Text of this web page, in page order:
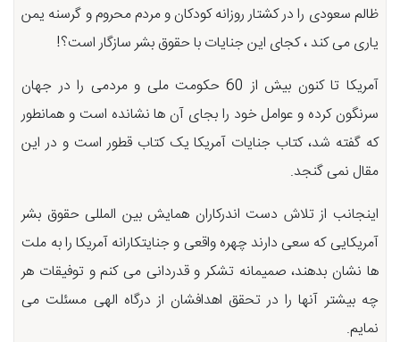
ظالم سعودى را در كشتار روزانه كودكان و مردم محروم و گرسنه یمن
یارى مى كند ، كجاى این جنایات با حقوق بشر سازگار است؟!
آمریکا تا کنون بیش از 60 حکومت ملی و مردمی را در جهان
سرنگون کرده و عوامل خود را بجای آن ها نشانده است و همانطور
که گفته شد، کتاب جنایات آمریکا یک کتاب قطور است و در این
مقال نمی گنجد.
اینجانب از تلاش دست اندرکاران همایش بین المللی حقوق بشر
آمریکایی که سعی دارند چهره واقعی و جنایتکارانه آمریکا را به ملت
ها نشان بدهند، صمیمانه تشکر و قدردانی می کنم و توفیقات هر
چه بیشتر آنها را در تحقق اهدافشان از درگاه الهی مسئلت می
نمایم.